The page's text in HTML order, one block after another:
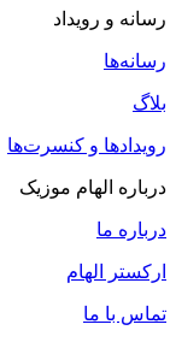
رسانه و رویداد
رسانه‌ها
بلاگ
رویدادها و کنسرت‌ها
درباره الهام موزیک
درباره ما
ارکستر الهام
تماس با ما